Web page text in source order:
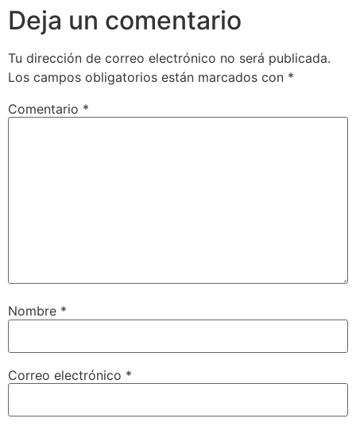
Deja un comentario
Tu dirección de correo electrónico no será publicada.
Los campos obligatorios están marcados con *
Comentario *
Nombre *
Correo electrónico *